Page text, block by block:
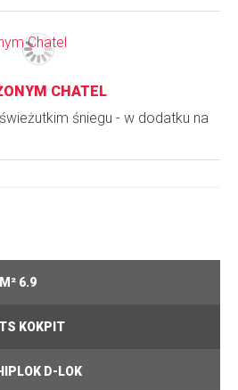
CHATEL
śniegu - w dodatku na
6.9
KOKPIT
D-LOK